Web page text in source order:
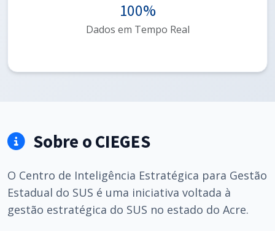
100%
Dados em Tempo Real
Sobre o CIEGES
O Centro de Inteligência Estratégica para Gestão
Estadual do SUS é uma iniciativa voltada à
gestão estratégica do SUS no estado do Acre.